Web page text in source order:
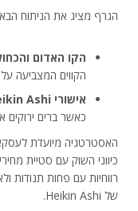
הגרף מציג את הניתוח
הקו האדום
הקווים המצביעה על
אישורי Heikin Ashi
כאשר ברים ירוקים
האסטרטגיה מיועדת
כיווני השוק עם סטיית
רווחיות עם פחות תנודות
של Heikin Ashi.